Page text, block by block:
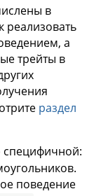
в
реализовать
а
трейты в
раздел
специфичной:
поведение